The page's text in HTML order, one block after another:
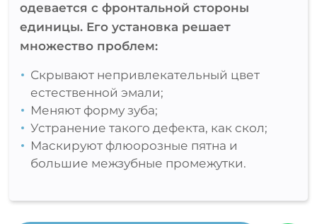
одевается с фронтальной стороны
единицы. Его установка решает
множество проблем:
Скрывают непривлекательный цвет
естественной эмали;
Меняют форму зуба;
Устранение такого дефекта, как скол;
Маскируют флюорозные пятна и
большие межзубные промежутки.